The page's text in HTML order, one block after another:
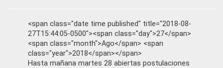
<span class="date time published" title="2018-08-
27T15:44:05-0500"><span class="day">27</span>
<span class="month">Ago</span> <span
class="year">2018</span></span>
Hasta mañana martes 28 abiertas postulaciones